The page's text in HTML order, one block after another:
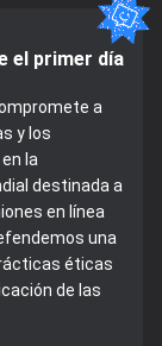
el primer día
a
y los
la
destinada a
en línea
una
éticas
de las